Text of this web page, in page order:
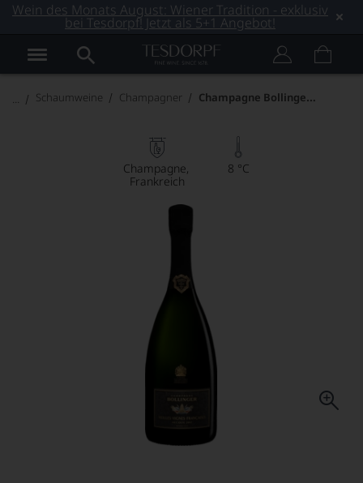
Wein des Monats August: Wiener Tradition - exklusiv
bei Tesdorpf! Jetzt als 5+1 Angebot!
Schaumweine Champagner Champagne Bollinger Vieilles Vignes Françaises
Champagne
Frankreich
8 °C